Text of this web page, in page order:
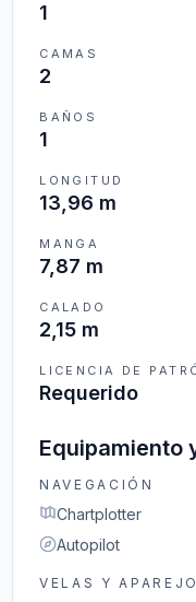
1
CAMAS
2
BAÑOS
1
LONGITUD
13,96 m
MANGA
7,87 m
CALADO
2,15 m
LICENCIA DE
Requerido
Equipamiento
NAVEGACIÓN
Chartplotter
Autopilot
VELAS Y